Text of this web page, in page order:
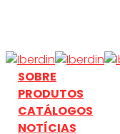
main
content
search
Menu
SOBRE
PRODUTOS
CATÁLOGOS
NOTÍCIAS